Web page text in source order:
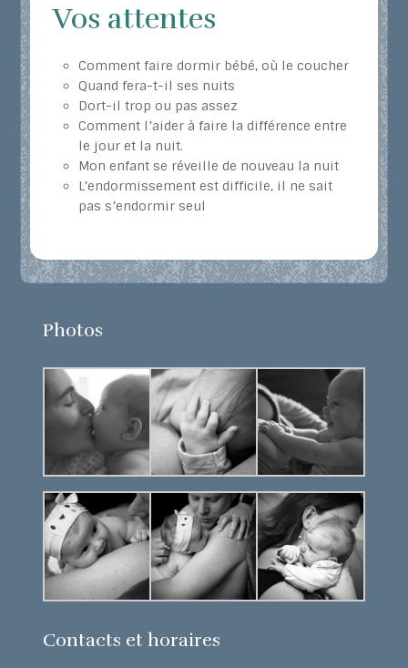
Vos attentes
Comment faire dormir bébé, où le coucher
Quand fera-t-il ses nuits
Dort-il trop ou pas assez
Comment l’aider à faire la différence entre
le jour et la nuit.
Mon enfant se réveille de nouveau la nuit
L’endormissement est difficile, il ne sait
pas s’endormir seul
Photos
Contacts et horaires